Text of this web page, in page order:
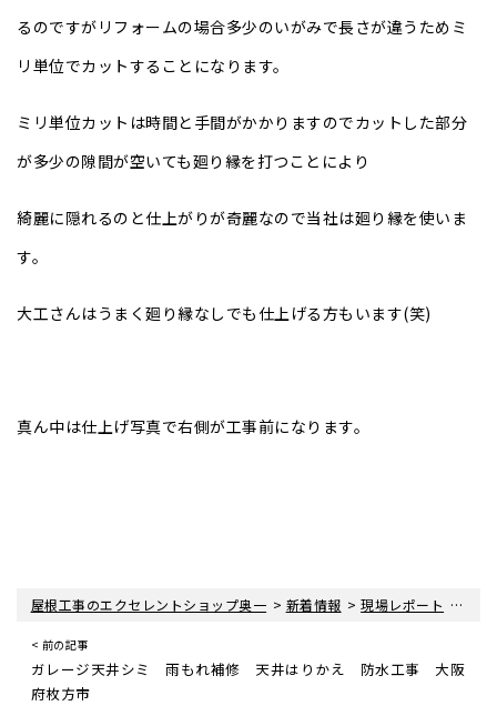
るのですがリフォームの場合多少のいがみで長さが違うためミ
リ単位でカットすることになります。
ミリ単位カットは時間と手間がかかりますのでカットした部分
が多少の隙間が空いても廻り縁を打つことにより
綺麗に隠れるのと仕上がりが奇麗なので当社は廻り縁を使いま
す。
大工さんはうまく廻り縁なしでも仕上げる方もいます(笑)
真ん中は仕上げ写真で右側が工事前になります。
屋根工事のエクセレントショップ奥一 > 新着情報 >現場レポート
< 前の記事
ガレージ天井シミ 雨もれ補修 天井はりかえ 防水工事 大阪
府枚方市